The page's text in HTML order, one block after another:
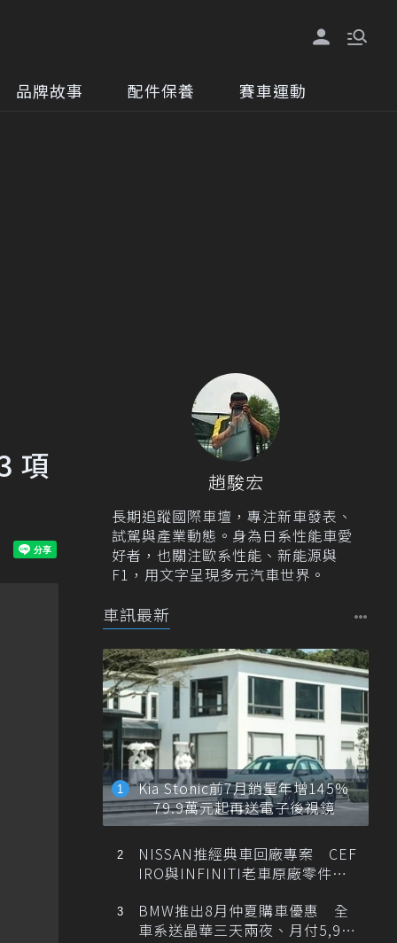
品牌故事 配件保養 賽車運動
項
趙駿宏
長期追蹤國際車壇，專注新車發表、
試駕與產業動態。身為日系性能車愛
好者，也關注歐系性能、新能源與
F1，用文字呈現多元汽車世界。
車訊最新
Kia Stonic前7月銷量年增145%
79.9萬元起再送電子後視鏡
NISSAN推經典車回廠專案 CEF
IRO與INFINITI老車原廠零件最
BMW推出8月仲夏購車優惠 全
車系送晶華三天兩夜、月付5,900